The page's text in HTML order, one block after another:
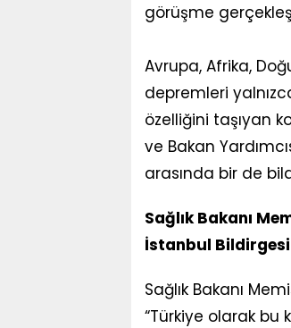
görüşme
Avrupa, Afrika,
depremleri
özelliğini taşıyan
ve Bakan
arasında bir de
Sağlık Bakanı
İstanbul
Sağlık Bakanı
“Türkiye olarak bu